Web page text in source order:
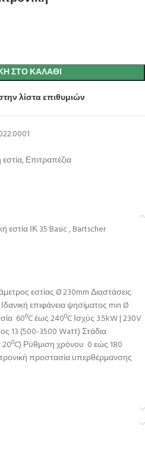
ΣΤΟ ΚΑΛΆΘΙ
λίστα επιθυμιών
,Επιτραπέζια
εστία ΙΚ 35 Basic , Bartscher
εστίας Ø 230mm Διαστάσεις
επιφάνεια ψησίματος min Ø
60ºC έως 240ºC Ισχύς 3.5kW | 230V
13 (500-3500 Watt) Στάδια
Ρύθμιση χρόνου 0 εώς 180
προστασία υπερθέρμανσης